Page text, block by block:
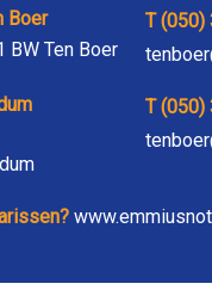
Boer
BW Ten Boer
T (050)
T (050)